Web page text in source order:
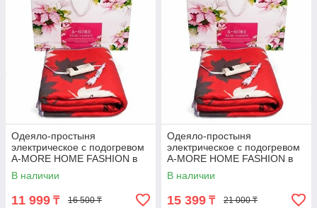
Одеяло-простыня
электрическое с подогревом
A-MORE HOME FASHION в
подарочной упаковке
(Односпальный)
В наличии
11 999 ₸ 16 500 ₸
Одеяло-простыня
электрическое с подогревом
A-MORE HOME FASHION в
подарочной упаковке
(Полуторный)
В наличии
15 399 ₸ 21 000 ₸